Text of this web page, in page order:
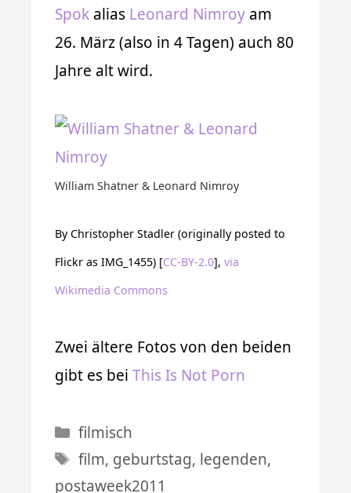
Spok alias Leonard Nimroy am
26. März (also in 4 Tagen) auch 80
Jahre alt wird.
William Shatner & Leonard Nimroy
By Christopher Stadler (originally posted to
Flickr as IMG_1455) [CC-BY-2.0], via
Wikimedia Commons
Zwei ältere Fotos von den beiden
gibt es bei This Is Not Porn
Kategorien
filmisch
Schlagwörter
film, geburtstag, legenden,
postaweek2011